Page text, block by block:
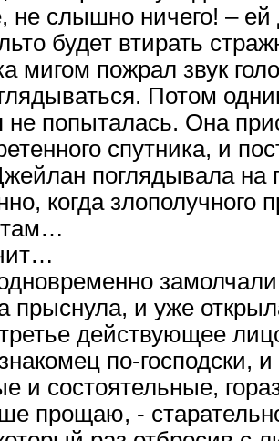
слышно ничего! – ей
будет втирать
мигом пожрал звук
Потом
попыталась. Она
спутника, и
поглядывала на
когда злополучного
там…
прыснула, и уже
действующее
по-господски,
и состоятельные,
прощаю, -